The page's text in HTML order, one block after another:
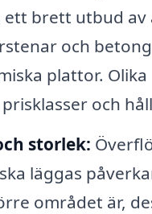
ett brett utbud av
och
plattor.
och
storlek:
läggas
området är,